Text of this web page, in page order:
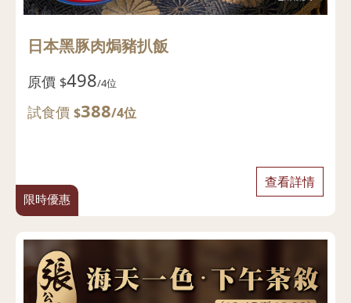
限時優惠
日本黑豚肉焗豬扒飯
原價 $498/4位
試食價 $388/4位
查看詳情